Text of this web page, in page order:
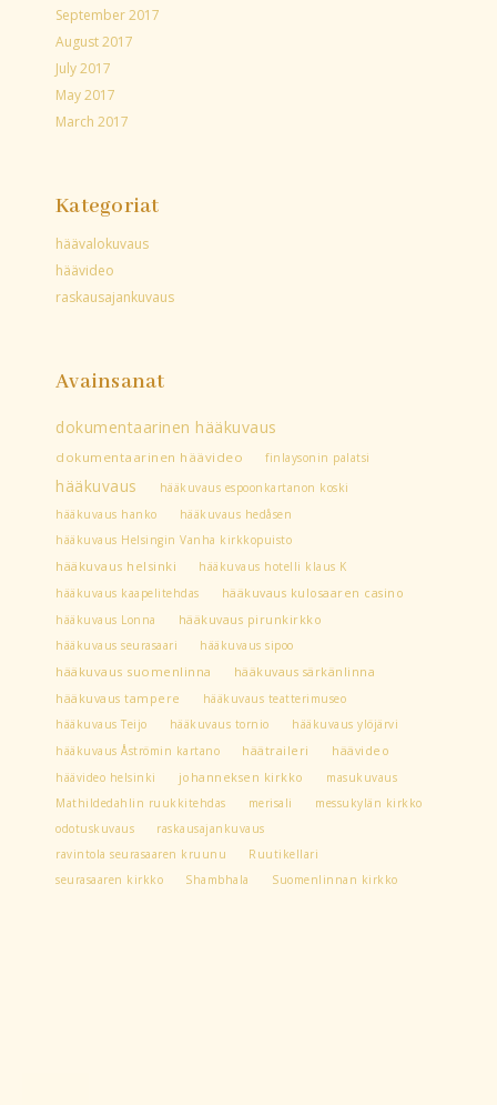
September 2017
August 2017
July 2017
May 2017
March 2017
Kategoriat
häävalokuvaus
häävideo
raskausajankuvaus
Avainsanat
dokumentaarinen hääkuvaus
dokumentaarinen häävideo finlaysonin palatsi
hääkuvaus
hääkuvaus espoonkartanon koski
hääkuvaus hanko
hääkuvaus hedåsen
hääkuvaus Helsingin Vanha kirkkopuisto
hääkuvaus helsinki
hääkuvaus hotelli klaus K
hääkuvaus kaapelitehdas
hääkuvaus kulosaaren casino
hääkuvaus Lonna
hääkuvaus pirunkirkko
hääkuvaus seurasaari
hääkuvaus sipoo
hääkuvaus suomenlinna
hääkuvaus särkänlinna
hääkuvaus tampere
hääkuvaus teatterimuseo
hääkuvaus Teijo
hääkuvaus tornio
hääkuvaus ylöjärvi
hääkuvaus Åströmin kartano
häätraileri
häävideo
häävideo helsinki
johanneksen kirkko
masukuvaus
Mathildedahlin ruukkitehdas
merisali
messukylän kirkko
odotuskuvaus
raskausajankuvaus
ravintola seurasaaren kruunu
Ruutikellari
seurasaaren kirkko
Shambhala Suomenlinnan kirkko